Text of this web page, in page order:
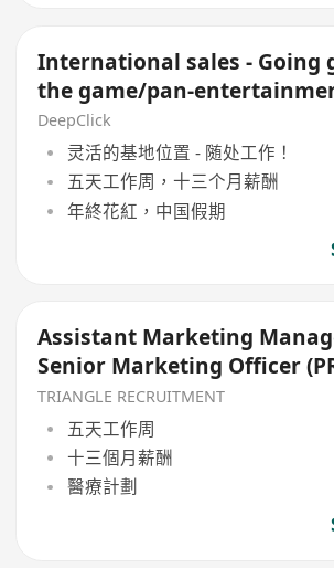
International sales - Going
the game/pan-
DeepClick
灵活的基地位置 - 随处工作！
五天工作周，十三个月薪酬
年終花紅，中国假期
Assistant Marketing
Senior Marketing Officer
Media/ Entertainment)
TRIANGLE RECRUITMENT
五天工作周
十三個月薪酬
醫療計劃